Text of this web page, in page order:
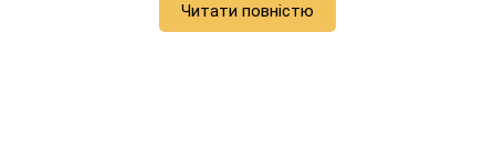
Читати повністю